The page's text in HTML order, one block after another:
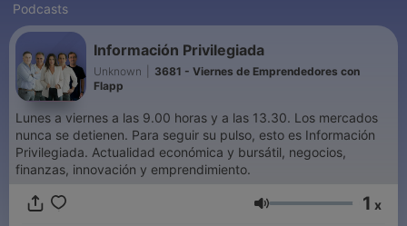
Podcasts
Información Privilegiada
Unknown
3681 - Viernes de Emprendedores con
Flapp
Lunes a viernes a las 9.00 horas y a las 13.30. Los mercados
nunca se detienen. Para seguir su pulso, esto es Información
Privilegiada. Actualidad económica y bursátil, negocios,
finanzas, innovación y emprendimiento.
Lautstärke 1 x